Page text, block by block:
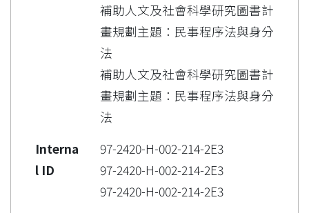
補助人文及社會科學研究圖書計
畫規劃主題：民事程序法與身分
法
補助人文及社會科學研究圖書計
畫規劃主題：民事程序法與身分
法
Interna
l ID
97-2420-H-002-214-2E3
97-2420-H-002-214-2E3
97-2420-H-002-214-2E3